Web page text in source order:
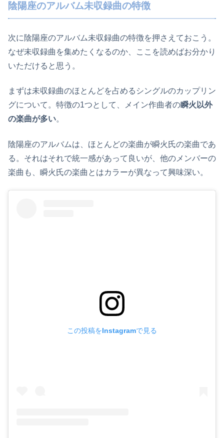
陰陽座のアルバム未収録曲の特徴
次に陰陽座のアルバム未収録曲の特徴を押さえておこう。
なぜ未収録曲を集めたくなるのか、ここを読めばお分かり
いただけると思う。
まずは未収録曲のほとんどを占めるシングルのカップリン
グについて。特徴の1つとして、メイン作曲者の瞬火以外
の楽曲が多い。
陰陽座のアルバムは、ほとんどの楽曲が瞬火氏の楽曲であ
る。それはそれで統一感があって良いが、他のメンバーの
楽曲も、瞬火氏の楽曲とはカラーが異なって興味深い。
この投稿をInstagramで見る